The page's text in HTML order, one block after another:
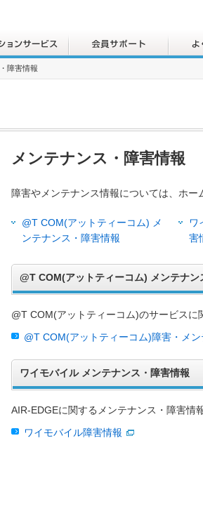
障害情報
メンテナンス・障害情報
障害やメンテナンス情報については、ホー
@T COM(アットティーコム) メ
ンテナンス・障害情報
ワ
害
@T COM(アットティーコム) メンテナン
@T COM(アットティーコム)のサービスに
@T COM(アットティーコム)障害・メ
ワイモバイル メンテナンス・障害情報
AIR-EDGEに関するメンテナンス・障害情
ワイモバイル障害情報